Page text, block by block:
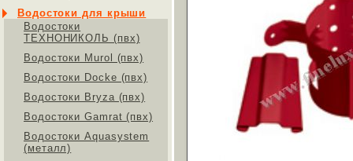
Водостоки для крыши
Водостоки
ТЕХНОНИКОЛЬ (пвх)
Водостоки Murol (пвх)
Водостоки Docke (пвх)
Водостоки Bryza (пвх)
Водостоки Gamrat (пвх)
Водостоки Aquasystem
(металл)